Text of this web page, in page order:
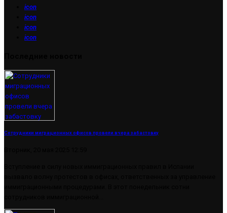
icon
icon
icon
icon
Сотрудники миграционных офисов провели вчера забастовку